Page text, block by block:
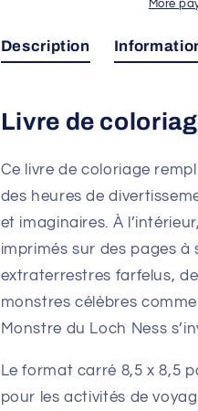
More
Description
Livre de
Ce livre de coloriage
des heures de
et imaginaires. À
imprimés sur des pages
extraterrestres farfelus,
monstres célèbres
Monstre du Loch Ness
Le format carré 8,5 x 8,5
pour les activités de